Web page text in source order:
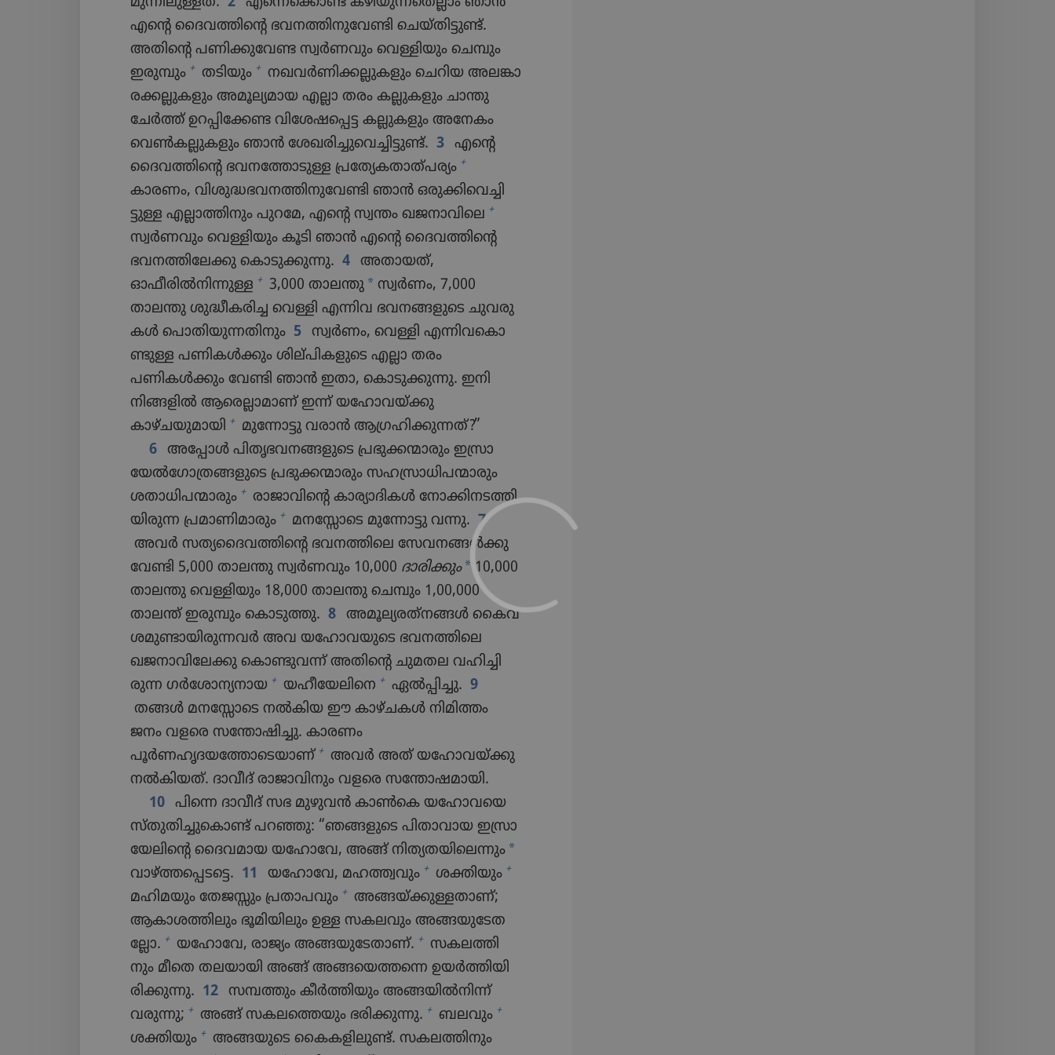
എന്റെ ദൈവ​ത്തി​ന്റെ ഭവനത്തി​നു​വേണ്ടി ചെയ്‌തി​ട്ടുണ്ട്‌.
അതിന്റെ പണിക്കു​വേണ്ട സ്വർണ​വും വെള്ളി​യും ചെമ്പും
ഇരുമ്പും + തടിയും + നഖവർണി​ക്ക​ല്ലു​ക​ളും ചെറിയ അലങ്കാ​
ര​ക്ക​ല്ലു​ക​ളും അമൂല്യ​മായ എല്ലാ തരം കല്ലുക​ളും ചാന്തു
ചേർത്ത്‌ ഉറപ്പി​ക്കേണ്ട വിശേ​ഷ​പ്പെട്ട കല്ലുക​ളും അനേകം
വെൺക​ല്ലു​ക​ളും ഞാൻ ശേഖരി​ച്ചു​വെ​ച്ചി​ട്ടുണ്ട്‌. 3 എന്റെ
ദൈവ​ത്തി​ന്റെ ഭവന​ത്തോ​ടുള്ള പ്രത്യേകതാത്‌പര്യം +
കാരണം, വിശു​ദ്ധ​ഭ​വ​ന​ത്തി​നു​വേണ്ടി ഞാൻ ഒരുക്കി​വെ​ച്ചി​
ട്ടുള്ള എല്ലാത്തി​നും പുറമേ, എന്റെ സ്വന്തം ഖജനാവിലെ +
സ്വർണ​വും വെള്ളി​യും കൂടി ഞാൻ എന്റെ ദൈവ​ത്തി​ന്റെ
ഭവനത്തി​ലേക്കു കൊടു​ക്കു​ന്നു. 4 അതായത്‌,
ഓഫീരിൽനിന്നുള്ള + 3,000 താലന്തു * സ്വർണം, 7,000
താലന്തു ശുദ്ധീ​ക​രിച്ച വെള്ളി എന്നിവ ഭവനങ്ങ​ളു​ടെ ചുവരു​
കൾ പൊതി​യു​ന്ന​തി​നും 5 സ്വർണം, വെള്ളി എന്നിവ​കൊ​
ണ്ടുള്ള പണികൾക്കും ശില്‌പി​ക​ളു​ടെ എല്ലാ തരം
പണികൾക്കും വേണ്ടി ഞാൻ ഇതാ, കൊടു​ക്കു​ന്നു. ഇനി
നിങ്ങളിൽ ആരെല്ലാ​മാണ്‌ ഇന്ന്‌ യഹോ​വ​യ്‌ക്കു
കാഴ്‌ചയുമായി +
മുന്നോ​ട്ടു വരാൻ ആഗ്രഹി​ക്കു​ന്നത്‌?”
6 അപ്പോൾ പിതൃ​ഭ​വ​ന​ങ്ങ​ളു​ടെ പ്രഭു​ക്ക​ന്മാ​രും ഇസ്രാ​
യേൽഗോ​ത്ര​ങ്ങ​ളു​ടെ പ്രഭു​ക്ക​ന്മാ​രും സഹസ്രാ​ധി​പ​ന്മാ​രും
ശതാധിപന്മാരും + രാജാ​വി​ന്റെ കാര്യാ​ദി​കൾ നോക്കി​ന​ട​ത്തി​
യി​രുന്ന പ്രമാണിമാരും + മനസ്സോ​ടെ മുന്നോ​ട്ടു വന്നു. 7
അവർ സത്യ​ദൈ​വ​ത്തി​ന്റെ ഭവനത്തി​ലെ സേവന​ങ്ങൾക്കു​
വേണ്ടി 5,000 താലന്തു സ്വർണ​വും 10,000 ദാരിക്കും *10,000
താലന്തു വെള്ളി​യും 18,000 താലന്തു ചെമ്പും 1,00,000
താലന്ത്‌ ഇരുമ്പും കൊടു​ത്തു. 8 അമൂല്യരത്‌നങ്ങൾ കൈവ​
ശ​മു​ണ്ടാ​യി​രു​ന്നവർ അവ യഹോ​വ​യു​ടെ ഭവനത്തി​ലെ
ഖജനാ​വി​ലേക്കു കൊണ്ടു​വന്ന്‌ അതിന്റെ ചുമതല വഹിച്ചി​
രുന്ന ഗർശോന്യനായ + യഹീയേലിനെ + ഏൽപ്പിച്ചു. 9
തങ്ങൾ മനസ്സോ​ടെ നൽകിയ ഈ കാഴ്‌ചകൾ നിമിത്തം
ജനം വളരെ സന്തോ​ഷി​ച്ചു. കാരണം
പൂർണഹൃദയത്തോടെയാണ്‌ + അവർ അത്‌ യഹോ​വ​യ്‌ക്കു
നൽകി​യത്‌. ദാവീദ്‌ രാജാ​വി​നും വളരെ സന്തോ​ഷ​മാ​യി.
10 പിന്നെ ദാവീദ്‌ സഭ മുഴുവൻ കാൺകെ യഹോ​വയെ
സ്‌തു​തി​ച്ചു​കൊണ്ട്‌ പറഞ്ഞു: “ഞങ്ങളുടെ പിതാ​വായ ഇസ്രാ​
യേ​ലി​ന്റെ ദൈവ​മായ യഹോവേ, അങ്ങ്‌ നിത്യതയിലെന്നും *
വാഴ്‌ത്ത​പ്പെ​ടട്ടെ. 11 യഹോവേ, മഹത്ത്വവും + ശക്തിയും +
മഹിമ​യും തേജസ്സും പ്രതാപവും + അങ്ങയ്‌ക്കു​ള്ള​താണ്‌;
ആകാശ​ത്തി​ലും ഭൂമി​യി​ലും ഉള്ള സകലവും അങ്ങയു​ടേ​ത​
ല്ലോ. + യഹോവേ, രാജ്യം അങ്ങയു​ടേ​താണ്‌. + സകലത്തി​
നും മീതെ തലയായി അങ്ങ്‌ അങ്ങയെ​ത്തന്നെ ഉയർത്തി​യി​
രി​ക്കു​ന്നു. 12 സമ്പത്തും കീർത്തി​യും അങ്ങയിൽനി​ന്ന്‌
വരുന്നു; + അങ്ങ്‌ സകല​ത്തെ​യും ഭരിക്കു​ന്നു. + ബലവും +
ശക്തിയും + അങ്ങയുടെ കൈക​ളി​ലുണ്ട്‌. സകലത്തി​നും